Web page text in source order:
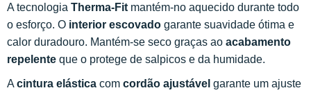
A tecnologia Therma-Fit mantém-no aquecido durante todo
o esforço. O interior escovado garante suavidade ótima e
calor duradouro. Mantém-se seco graças ao acabamento
repelente que o protege de salpicos e da humidade.
A cintura elástica com cordão ajustável garante um ajuste